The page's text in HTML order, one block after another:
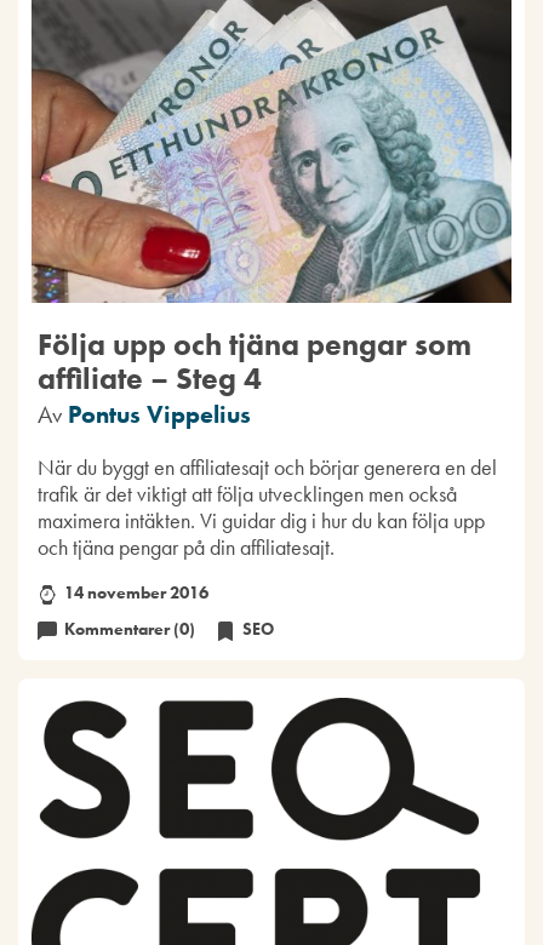
Följa upp och tjäna pengar som
affiliate – Steg 4
Av Pontus Vippelius
När du byggt en affiliatesajt och börjar generera en del
trafik är det viktigt att följa utvecklingen men också
maximera intäkten. Vi guidar dig i hur du kan följa upp
och tjäna pengar på din affiliatesajt.
14 november 2016
Kommentarer (0)
SEO